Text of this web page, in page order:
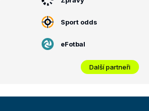
Sport odds
eFotbal
Další partneři